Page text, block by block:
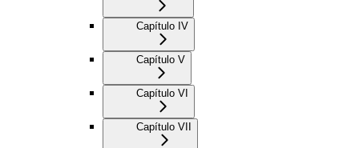
Capítulo IV
Capítulo V
Capítulo VI
Capítulo VII